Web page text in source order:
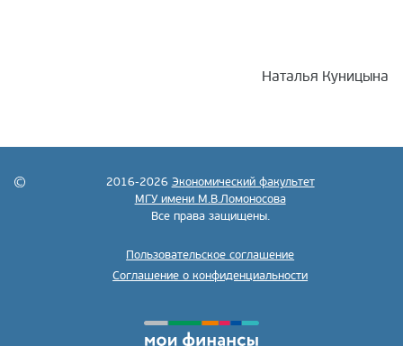
Наталья Куницына
2016-2026 Экономический факультет
МГУ имени М.В.Ломоносова
Все права защищены.
Пользовательское соглашение
Соглашение о конфиденциальности